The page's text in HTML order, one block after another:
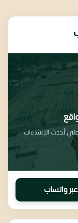
على أحدث الإنشاءات
واتساب